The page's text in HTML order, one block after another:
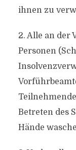
ihnen zu
2. Alle an der
Personen
Betreten des
Hände